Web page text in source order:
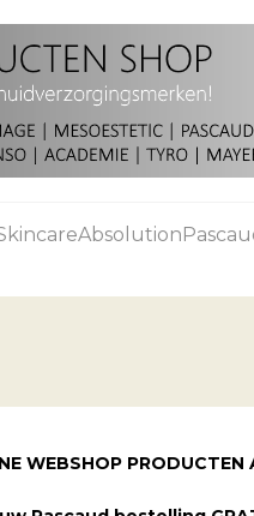
Absolution
WEBSHOP PRODUCTEN